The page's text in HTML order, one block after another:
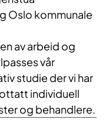
Oslo kommunale
av arbeid og
vår
studie der vi har
individuell
og behandlere.